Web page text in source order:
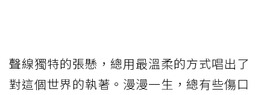
聲線獨特的張懸，總用最溫柔的方式唱出了
對這個世界的執著。漫漫一生，總有些傷口